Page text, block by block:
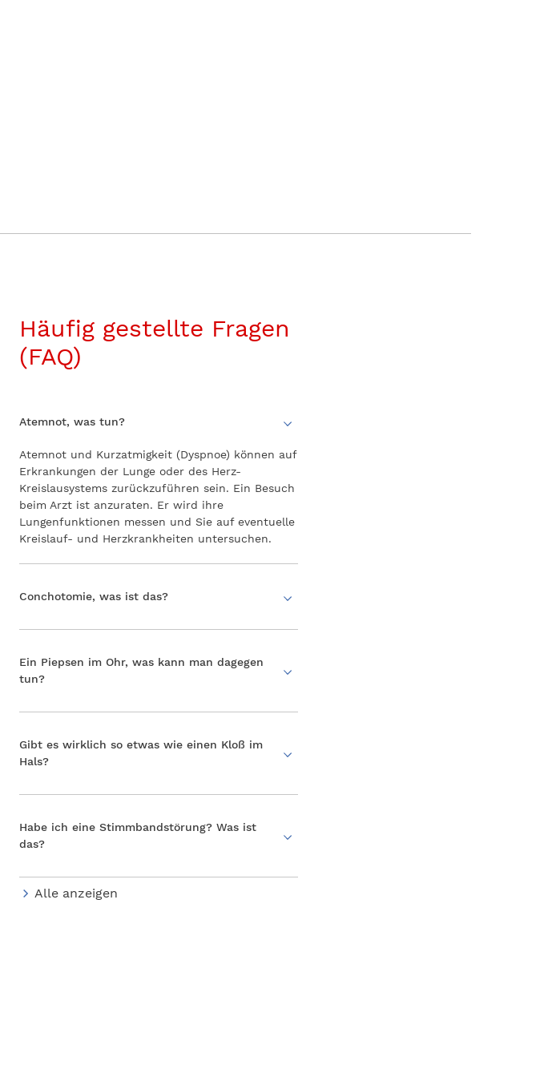
Häufig gestellte Fragen
(FAQ)
Atemnot, was tun?
Atemnot und Kurzatmigkeit (Dyspnoe) können auf
Erkrankungen der Lunge oder des Herz-
Kreislausystems zurückzuführen sein. Ein Besuch
beim Arzt ist anzuraten. Er wird ihre
Lungenfunktionen messen und Sie auf eventuelle
Kreislauf- und Herzkrankheiten untersuchen.
Conchotomie, was ist das?
Ein Piepsen im Ohr, was kann man dagegen
tun?
Gibt es wirklich so etwas wie einen Kloß im
Hals?
Habe ich eine Stimmbandstörung? Was ist
das?
Alle anzeigen